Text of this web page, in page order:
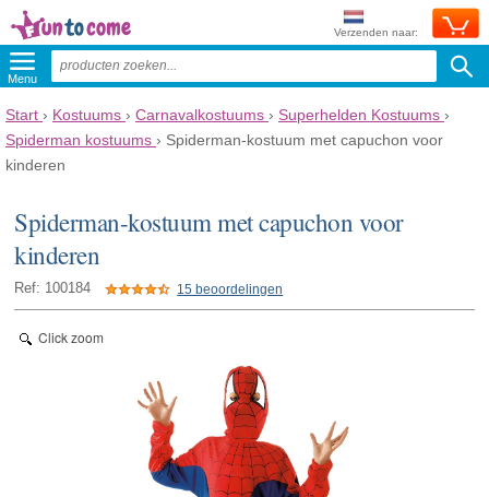
Verzenden naar:
Menu
Start › Kostuums › Carnavalkostuums › Superhelden Kostuums ›
Spiderman kostuums › Spiderman-kostuum met capuchon voor
kinderen
Spiderman-kostuum met capuchon voor
kinderen
Ref: 100184 15 beoordelingen
Click zoom